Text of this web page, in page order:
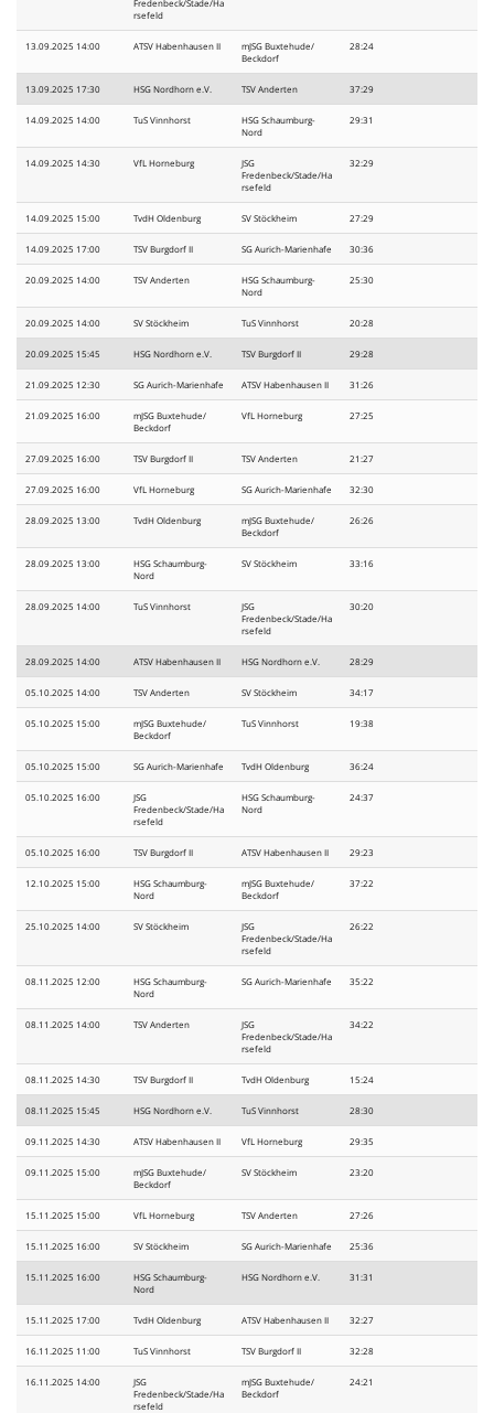
Fredenbeck/Stade/Ha
rsefeld
13.09.2025 14:00 ATSV Habenhausen II
mJSG Buxtehude/
Beckdorf
28:24
13.09.2025 17:30 HSG Nordhorn e.V. TSV Anderten 37:29
14.09.2025 14:00 TuS Vinnhorst
HSG Schaumburg-
Nord
29:31
14.09.2025 14:30 VfL Horneburg
JSG
Fredenbeck/Stade/Ha
rsefeld
32:29
14.09.2025 15:00 TvdH Oldenburg SV Stöckheim 27:29
14.09.2025 17:00 TSV Burgdorf II SG Aurich-Marienhafe 30:36
20.09.2025 14:00 TSV Anderten
HSG Schaumburg-
Nord
25:30
20.09.2025 14:00 SV Stöckheim TuS Vinnhorst 20:28
20.09.2025 15:45 HSG Nordhorn e.V. TSV Burgdorf II 29:28
21.09.2025 12:30 SG Aurich-Marienhafe ATSV Habenhausen II 31:26
21.09.2025 16:00
mJSG Buxtehude/
Beckdorf
VfL Horneburg 27:25
27.09.2025 16:00 TSV Burgdorf II TSV Anderten 21:27
27.09.2025 16:00 VfL Horneburg SG Aurich-Marienhafe 32:30
28.09.2025 13:00 TvdH Oldenburg
mJSG Buxtehude/
Beckdorf
26:26
28.09.2025 13:00
HSG Schaumburg-
Nord
SV Stöckheim 33:16
28.09.2025 14:00 TuS Vinnhorst
JSG
Fredenbeck/Stade/Ha
rsefeld
30:20
28.09.2025 14:00 ATSV Habenhausen II HSG Nordhorn e.V. 28:29
05.10.2025 14:00 TSV Anderten SV Stöckheim 34:17
05.10.2025 15:00
mJSG Buxtehude/
Beckdorf
TuS Vinnhorst 19:38
05.10.2025 15:00 SG Aurich-Marienhafe TvdH Oldenburg 36:24
05.10.2025 16:00
JSG
Fredenbeck/Stade/Ha
rsefeld
HSG Schaumburg-
Nord
24:37
05.10.2025 16:00 TSV Burgdorf II ATSV Habenhausen II 29:23
12.10.2025 15:00
HSG Schaumburg-
Nord
mJSG Buxtehude/
Beckdorf
37:22
25.10.2025 14:00 SV Stöckheim
JSG
Fredenbeck/Stade/Ha
rsefeld
26:22
08.11.2025 12:00
HSG Schaumburg-
Nord
SG Aurich-Marienhafe 35:22
08.11.2025 14:00 TSV Anderten
JSG
Fredenbeck/Stade/Ha
rsefeld
34:22
08.11.2025 14:30 TSV Burgdorf II TvdH Oldenburg 15:24
08.11.2025 15:45 HSG Nordhorn e.V. TuS Vinnhorst 28:30
09.11.2025 14:30 ATSV Habenhausen II VfL Horneburg 29:35
09.11.2025 15:00
mJSG Buxtehude/
Beckdorf
SV Stöckheim 23:20
15.11.2025 15:00 VfL Horneburg TSV Anderten 27:26
15.11.2025 16:00 SV Stöckheim SG Aurich-Marienhafe 25:36
15.11.2025 16:00
HSG Schaumburg-
Nord
HSG Nordhorn e.V. 31:31
15.11.2025 17:00 TvdH Oldenburg ATSV Habenhausen II 32:27
16.11.2025 11:00 TuS Vinnhorst TSV Burgdorf II 32:28
16.11.2025 14:00
JSG
Fredenbeck/Stade/Ha
rsefeld
mJSG Buxtehude/
Beckdorf
24:21